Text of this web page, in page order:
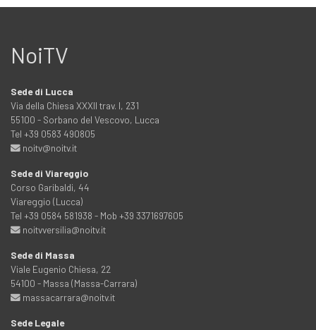
NoiTV
Sede di Lucca
Via della Chiesa XXXII trav. I, 231
55100 - Sorbano del Vescovo, Lucca
Tel +39 0583 490805
noitv@noitv.it
Sede di Viareggio
Corso Garibaldi, 44
Viareggio (Lucca)
Tel +39 0584 581938 - Mob +39 3371697605
noitvversilia@noitv.it
Sede di Massa
Viale Eugenio Chiesa, 22
54100 - Massa (Massa-Carrara)
massacarrara@noitv.it
Sede Legale